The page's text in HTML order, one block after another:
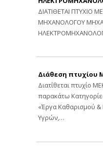
ΔΙΑΤΙΘΕΤΑΙ ΠΤΥΧΙΟ
ΜΗΧΑΝΟΛΟΓΟΥ
Διάθεση πτυχίου
Διατίθεται πτυχίο
παρακάτω
«Έργα Καθαρισμού &
Υγρών,…